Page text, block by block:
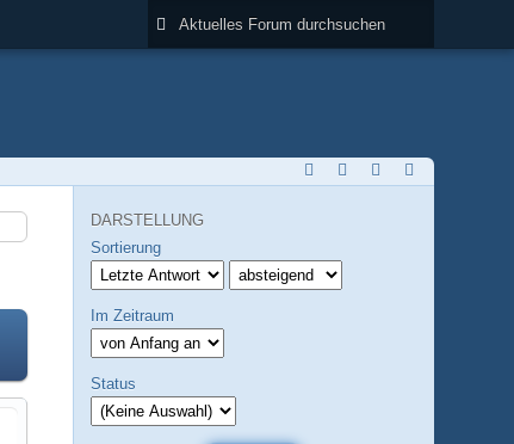
DARSTELLUNG
Sortierung
Im Zeitraum
Status